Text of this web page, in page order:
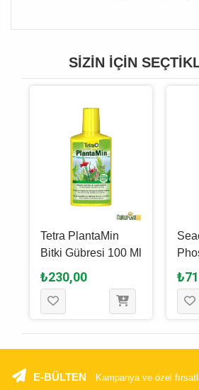
SIZIN İÇIN
Tetra PlantaMin
Bitki Gübresi 100 Ml
₺230,00
E-BÜLTEN Kampanya ve özel